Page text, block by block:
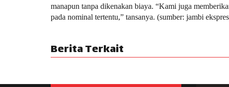
manapun tanpa dikenakan biaya. “Kami juga
pada nominal tertentu,” tansanya. (sumber: jambi
Berita Terkait